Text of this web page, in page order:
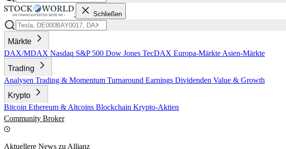
Schließen
Märkte
DAX/MDAX Nasdaq S&P 500 Dow Jones TecDAX Europa-Märkte Asien-Märkte
Trading
Analysen Trading & Momentum Turnaround Earnings Dividenden Value & Growth
Krypto
Bitcoin Ethereum & Altcoins Blockchain Krypto-Aktien
Community Broker
Aktuellere News zu Allianz